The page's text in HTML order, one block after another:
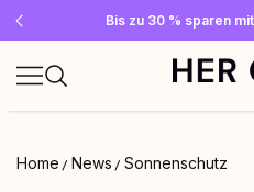
Gratis SLEEP WELL ab 69 €
Jetzt Newsletter abonnieren
Bis zu 30 % sparen
Home News Sonnenschutz